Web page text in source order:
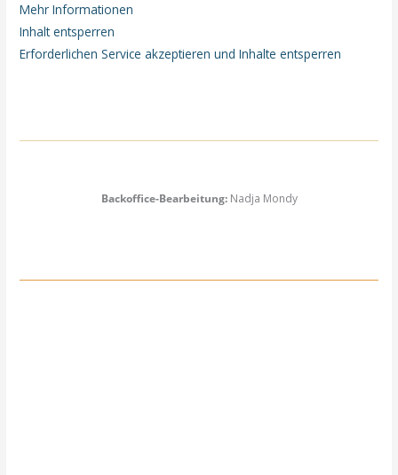
Mehr Informationen
Inhalt entsperren
Erforderlichen Service akzeptieren und Inhalte entsperren
Backoffice-Bearbeitung: Nadja Mondy